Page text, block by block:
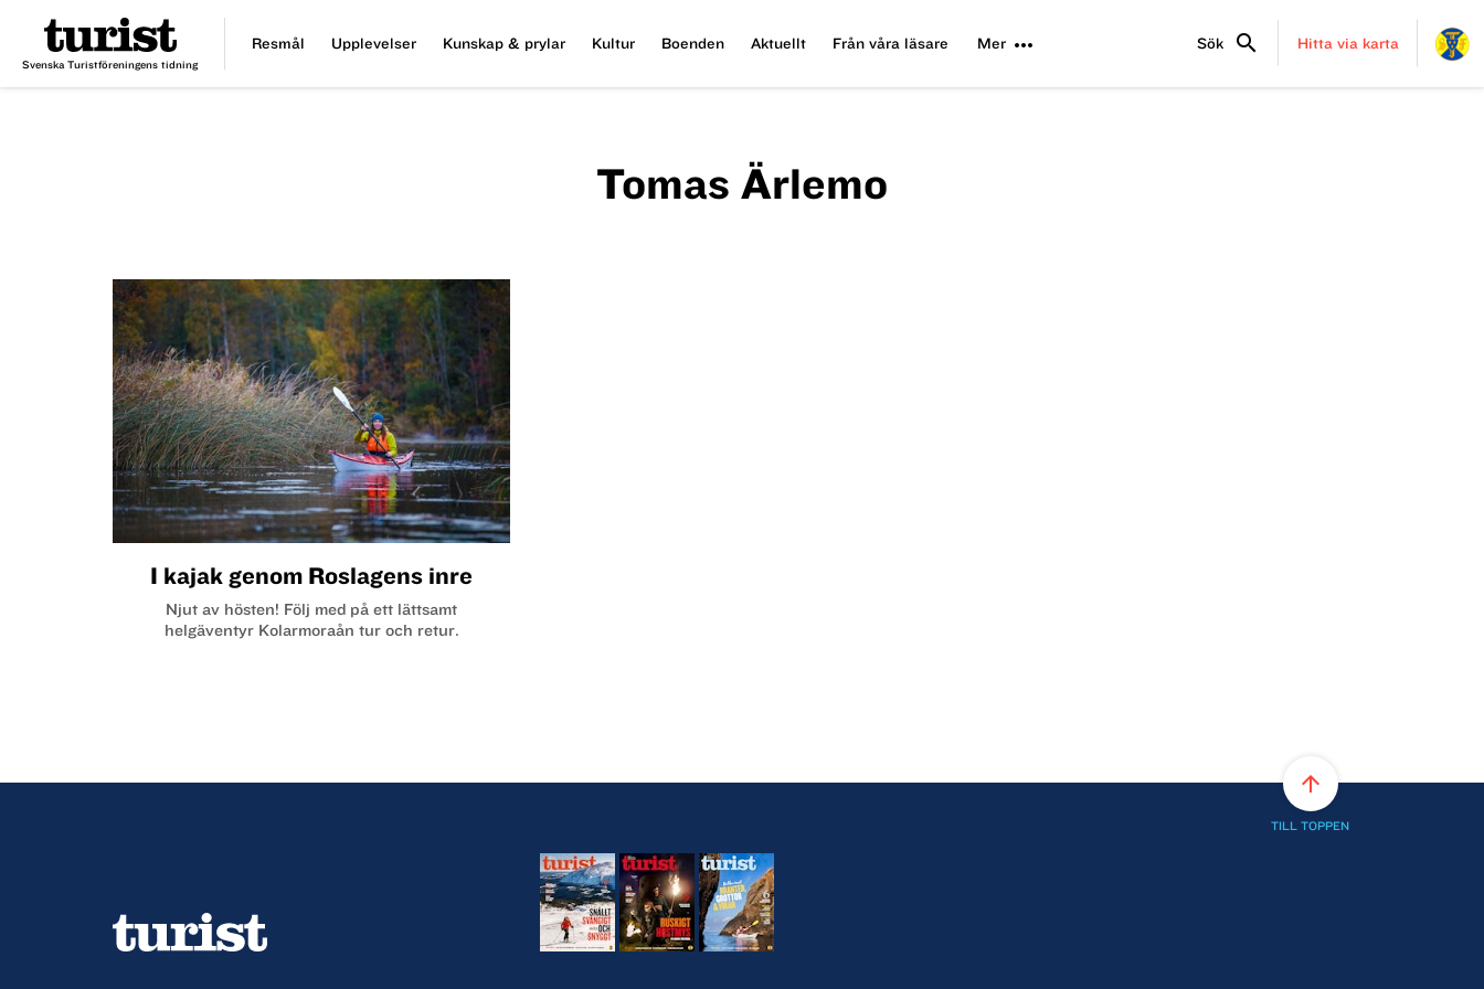
Svenska Turistföreningens tidning
Resmål Upplevelser Kunskap & prylar Kultur Boenden Aktuellt Från våra läsare Mer more_horiz Sök search Hitta via karta
Tomas Ärlemo
I kajak genom Roslagens inre
Njut av hösten! Följ med på ett lättsamt
helgäventyr Kolarmoraån tur och retur.
arrow_upward
TILL TOPPEN